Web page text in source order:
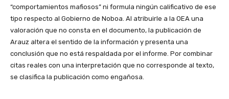
“comportamientos mafiosos” ni formula ningún calificativo de ese
tipo respecto al Gobierno de Noboa. Al atribuirle a la OEA una
valoración que no consta en el documento, la publicación de
Arauz altera el sentido de la información y presenta una
conclusión que no está respaldada por el informe. Por combinar
citas reales con una interpretación que no corresponde al texto,
se clasifica la publicación como engañosa.